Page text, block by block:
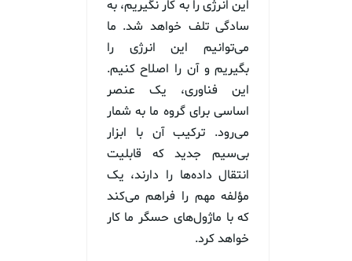
این انرژی را به کار نگیریم، به
سادگی تلف خواهد شد. ما
می‌توانیم این انرژی را
بگیریم و آن را اصلاح کنیم.
این فناوری، یک عنصر
اساسی برای گروه ما به شمار
می‌رود. ترکیب آن با ابزار
بی‌سیم جدید که قابلیت
انتقال داده‌ها را دارند، یک
مؤلفه مهم را فراهم می‌کند
که با ماژول‌های حسگر ما کار
خواهد کرد.